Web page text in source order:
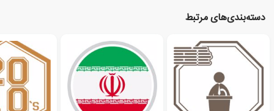
دسته‌بندی‌های مرتبط